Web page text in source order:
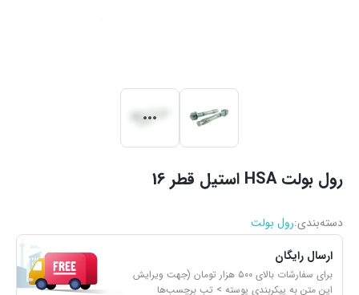
رول بولت HSA استیل قطر 16
دسته‌بندی‌:رول بولت
ارسال رایگان
برای سفارشات بالای ۵۰۰ هزار تومان (جهت ویرایش
این متن به پیکربندی پوسته > تب برچسب‌ها